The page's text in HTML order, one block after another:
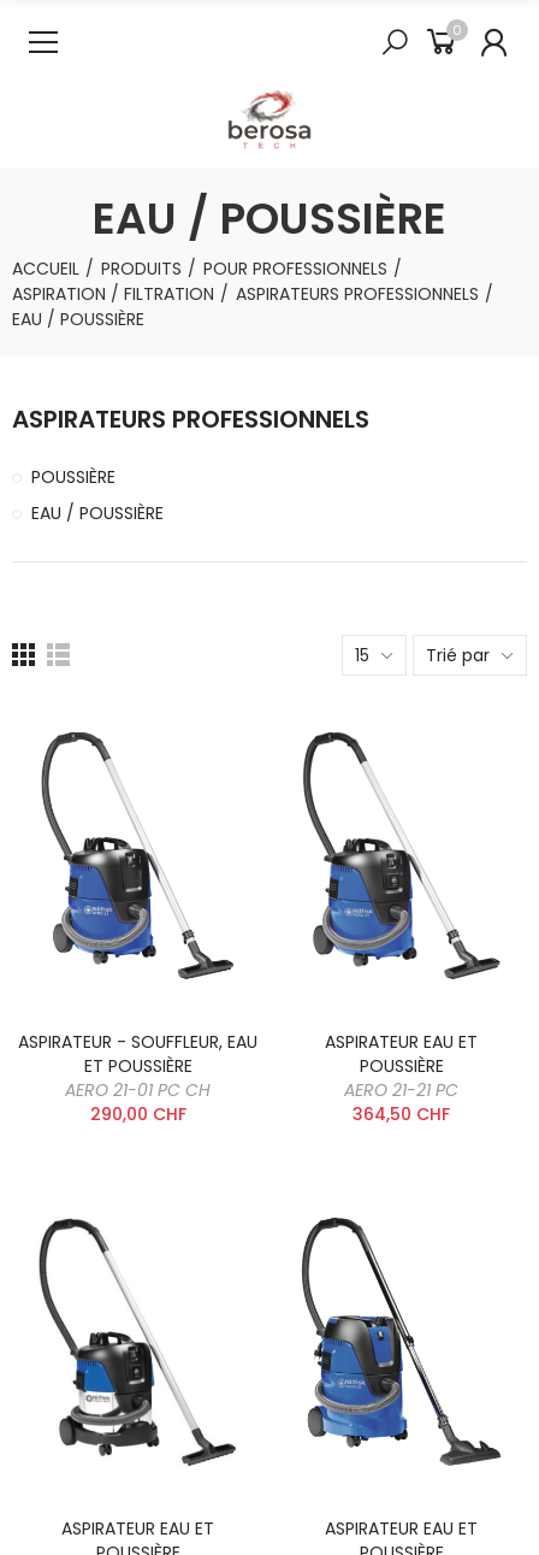
0
EAU / POUSSIÈRE
ACCUEIL PRODUITS
POUR PROFESSIONNELS
ASPIRATION / FILTRATION
ASPIRATEURS PROFESSIONNELS
EAU / POUSSIÈRE
ASPIRATEURS PROFESSIONNELS
POUSSIÈRE
EAU / POUSSIÈRE
15 Trié par
ASPIRATEUR - SOUFFLEUR, EAU
ET POUSSIÈRE
AERO 21-01 PC CH
290,00 CHF
ASPIRATEUR EAU ET
POUSSIÈRE
AERO 21-21 PC
364,50 CHF
ASPIRATEUR EAU ET
ASPIRATEUR EAU ET